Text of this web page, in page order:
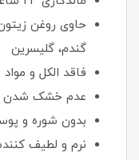
گندم، گلیسرین
فاقد الکل و
عدم خشک شدن
بدون شوره و
نرم و لطیف